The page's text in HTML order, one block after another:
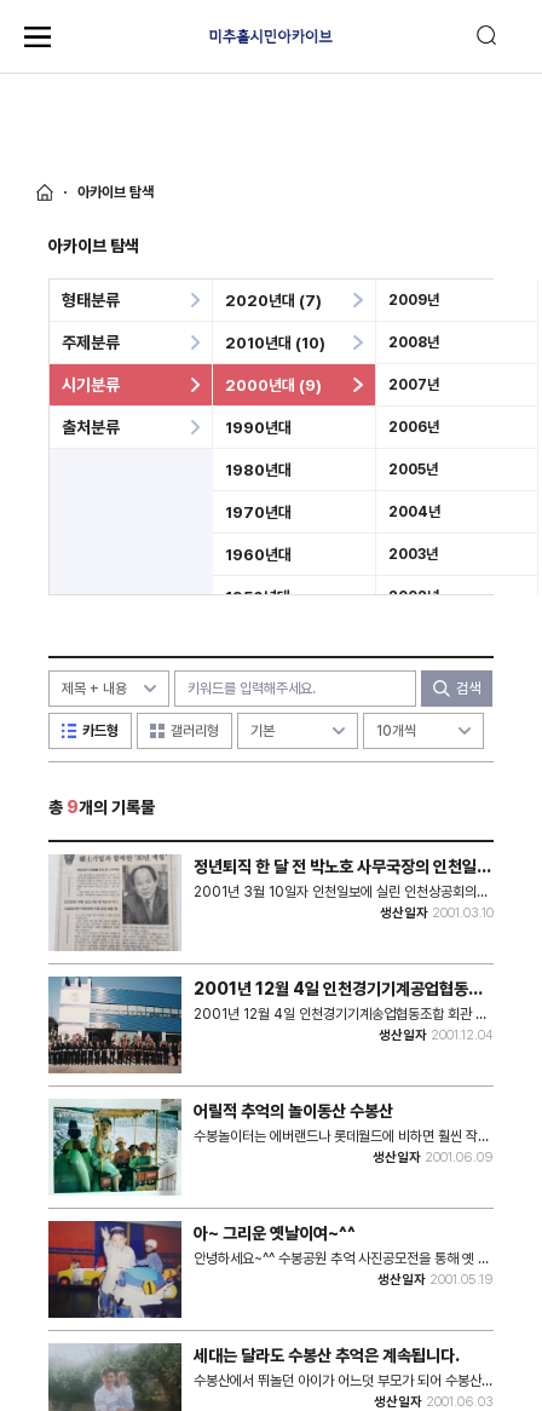
아카이브 탐색
아카이브 탐색
형태분류
주제분류
시기분류
2020년대 (7)
2010년대 (10)
2000년대 (9)
2009년
2008년
2007년
2006년
2005년
2004년
2003년
2002년
1990년대
1980년대
1970년대
1960년대
1950년대
출처분류
검색
카드형 갤러리형
총 9개의 기록물
정년퇴직 한 달 전 박노호 사무국장의 인천일보
인터뷰 기사
2001년 3월 10일자 인천일보에 실린 인천상공회의소
박노호 (전) 사무국장의 인터뷰 기사다. 정년퇴직을 한
생산일자 2001.03.10
2001년 12월 4일 인천경기기계공업협동조
합 회관 준공식
2001년 12월 4일 인천경기기계송업협동조합 회관 준
공식의 모습이다. * 촬영일자 : 2001년 12월 4일 * 사
생산일자 2001.12.04
어릴적 추억의 놀이동산 수봉산
수봉놀이터는 에버랜드나 롯데월드에 비하면 훨씬 작았
지만, 아이들이 탈수 있는 놀이기구는 다 있었네요. 그
는데 어린동생들은 그렇지 않아 보이는 모습이 재미있네
요. 그 작은 놀이기구도 무서웠나봐요. 이젠 사라진 수봉
산의 또다른 추억입니다. • 촬영일자 : 2001년 6월 9
일 • 장수 : 3장 #. 해당 사진은 2023 특성화사업 기
록물 수집 공모전 '그 때 그 시절 앨범 속 수봉산'을 통해
생산일자 2001.06.09
아~ 그리운 옛날이여~^^
안녕하세요~^^ 수봉공원 추억 사진공모전을 통해 옛 추
억을 소환 해 봅니다 사랑스러운 남매들 어린시절을 다
물 수집 공모전 '그 때 그 시절 앨범 속 수봉산'을 통해
수집된 사진입니다.
생산일자 2001.05.19
세대는 달라도 수봉산 추억은 계속됩니다.
수봉산에서 뛰놀던 아이가 어느덧 부모가 되어 수봉산
추억을 찾고, 이젠 손자, 손녀 손을 잡고 수봉산의 아련
생산일자 2001.06.03